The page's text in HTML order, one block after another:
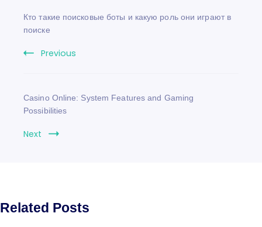
Кто такие поисковые боты и какую роль они играют в
поиске
Previous
Casino Online: System Features and Gaming
Possibilities
Next
Related Posts